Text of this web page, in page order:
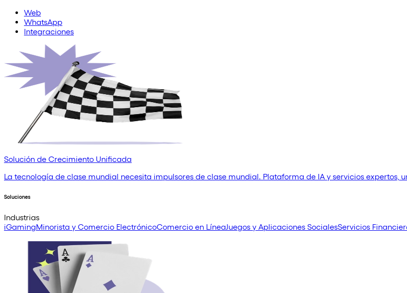
Web
WhatsApp
Integraciones
Solución de Crecimiento Unificada
La tecnología de clase mundial necesita impulsores de clase mundial. Plataforma de IA y servicios expertos,
Soluciones
Industrias
iGamingMinorista y Comercio ElectrónicoComercio en LíneaJuegos y Aplicaciones SocialesServicios